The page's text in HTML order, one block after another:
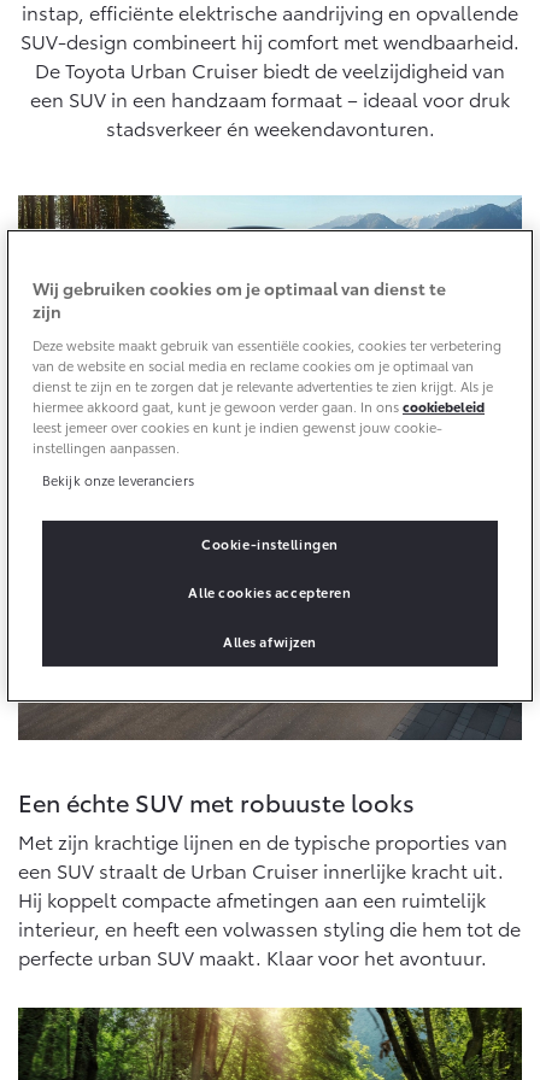
Corolla Cross
HYBRIDE
Toyota C-HR
OOK ALS PLUG-IN
HYBRIDE
Toyota C-HR+
BATTERIJ-ELEKTRISCH
Vanaf € 37.995,-
RAV4
PLUG-IN HYBRIDE
Vanaf € 49.995,-
Vanaf € 39.995,-
BATTERIJ-ELEKTRISCH
Vanaf € 48.995,-
Mirai
WATERSTOF-ELEKTRISCH
Proace City (excl. BTW)
OOK ALS BATTERIJ-
ELEKTRISCH
10 jaar batterijgarantie
Toyota fabrieksgarantie
Onderdelen & Accessoires
Onderdelen
Accessoires
Connected
Connected Services
MyToyota login
MyToyota App
Energie en slim laden
Verzekeren
Toyota Hybride Autoverzekering
Bedrijfswagens
Bedrijfswagens op maat
Financieren of leasen
cyclus, conform algemeen geldende wetgeving.
instap, efficiënte elektrische aandrijving en opvallende
SUV-design combineert hij comfort met wendbaarheid.
De Toyota Urban Cruiser biedt de veelzijdigheid van
een SUV in een handzaam formaat – ideaal voor druk
stadsverkeer én weekendavonturen.
Een échte SUV met robuuste looks
Met zijn krachtige lijnen en de typische proporties van
een SUV straalt de Urban Cruiser innerlijke kracht uit.
Hij koppelt compacte afmetingen aan een ruimtelijk
interieur, en heeft een volwassen styling die hem tot de
perfecte urban SUV maakt. Klaar voor het avontuur.
Wij gebruiken cookies om je optimaal van dienst te
zijn
Deze website maakt gebruik van essentiële cookies, cookies ter verbetering
van de website en social media en reclame cookies om je optimaal van
dienst te zijn en te zorgen dat je relevante advertenties te zien krijgt. Als je
hiermee akkoord gaat, kunt je gewoon verder gaan. In onscookiebeleid
leest jemeer over cookies en kunt je indien gewenst jouw cookie-
instellingen aanpassen.
Bekijk onze leveranciers
Cookie-instellingen
Alles afwijzen
Alle cookies accepteren